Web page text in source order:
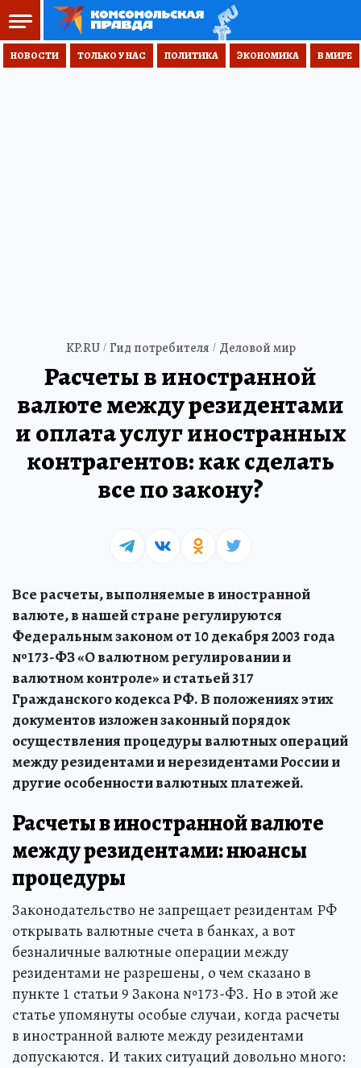
НОВОСТИ ТОЛЬКО У НАС ПОЛИТИКА ЭКОНОМИКА В МИРЕ
KP.RU Гид потребителя Деловой мир
Расчеты в иностранной
валюте между резидентами
и оплата услуг иностранных
контрагентов: как сделать
все по закону?
Все расчеты, выполняемые в иностранной
валюте, в нашей стране регулируются
Федеральным законом от 10 декабря 2003 года
№173-ФЗ «О валютном регулировании и
валютном контроле» и статьей 317
Гражданского кодекса РФ. В положениях этих
документов изложен законный порядок
осуществления процедуры валютных операций
между резидентами и нерезидентами России и
другие особенности валютных платежей.
Расчеты в иностранной валюте
между резидентами: нюансы
процедуры
Законодательство не запрещает резидентам РФ
открывать валютные счета в банках, а вот
безналичные валютные операции между
резидентами не разрешены, о чем сказано в
пункте 1 статьи 9 Закона №173-ФЗ. Но в этой же
статье упомянуты особые случаи, когда расчеты
в иностранной валюте между резидентами
допускаются. И таких ситуаций довольно много: